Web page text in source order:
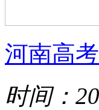
河南高
时间：